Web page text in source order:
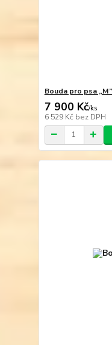
Bouda pro psa „M”
7 900 Kč/ks
6 529 Kč bez DPH